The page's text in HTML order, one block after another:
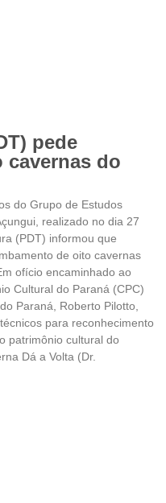
pede
cavernas do
do Grupo de Estudos
realizado no dia 27
(PDT) informou que
de oito cavernas
ofício encaminhado ao
Cultural do Paraná (CPC)
Paraná, Roberto Pilotto,
para reconhecimento
patrimônio cultural do
Dá a Volta (Dr.